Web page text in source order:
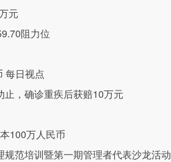
元
阻力位
每日视点
，确诊重疾后获赔10万元
100万人民币
范培训暨第一期管理者代表沙龙活动